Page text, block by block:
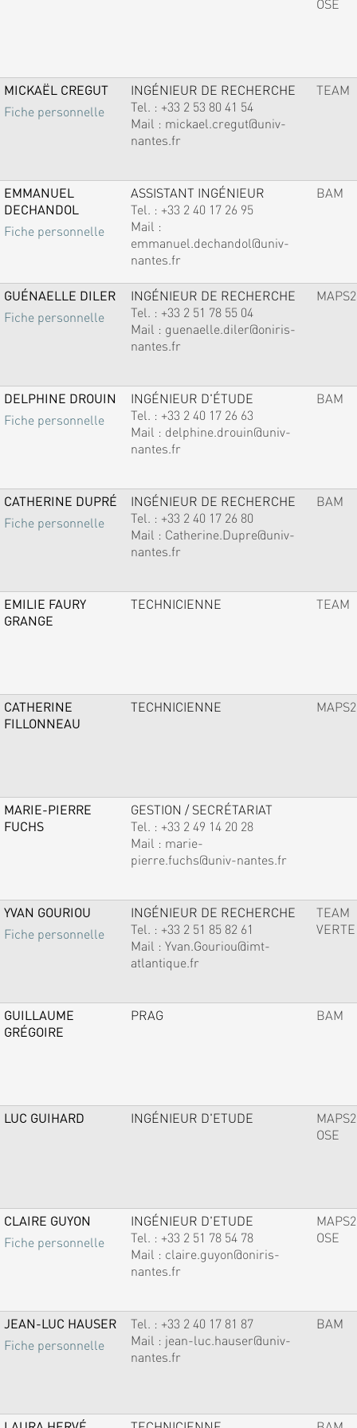
OSE
MICKAËL CREGUT
Fiche personnelle
INGÉNIEUR DE RECHERCHE
Tel. : +33 2 53 80 41 54
Mail : mickael.cregut@univ-
nantes.fr
TEAM
EMMANUEL
DECHANDOL
Fiche personnelle
ASSISTANT INGÉNIEUR
Tel. : +33 2 40 17 26 95
Mail :
emmanuel.dechandol@univ-
nantes.fr
BAM
GUÉNAELLE DILER
Fiche personnelle
INGÉNIEUR DE RECHERCHE
Tel. : +33 2 51 78 55 04
Mail : guenaelle.diler@oniris-
nantes.fr
MAPS2
DELPHINE DROUIN
Fiche personnelle
INGÉNIEUR D'ÉTUDE
Tel. : +33 2 40 17 26 63
Mail : delphine.drouin@univ-
nantes.fr
BAM
CATHERINE DUPRÉ
Fiche personnelle
INGÉNIEUR DE RECHERCHE
Tel. : +33 2 40 17 26 80
Mail : Catherine.Dupre@univ-
nantes.fr
BAM
EMILIE FAURY
GRANGE
TECHNICIENNE TEAM
CATHERINE
FILLONNEAU
TECHNICIENNE MAPS2
MARIE-PIERRE
FUCHS
GESTION / SECRÉTARIAT
Tel. : +33 2 49 14 20 28
Mail : marie-
pierre.fuchs@univ-nantes.fr
YVAN GOURIOU
Fiche personnelle
INGÉNIEUR DE RECHERCHE
Tel. : +33 2 51 85 82 61
Mail : Yvan.Gouriou@imt-
atlantique.fr
TEAM
VERTE
GUILLAUME
GRÉGOIRE
PRAG BAM
LUC GUIHARD INGÉNIEUR D'ETUDE
MAPS2
OSE
CLAIRE GUYON
Fiche personnelle
INGÉNIEUR D'ETUDE
Tel. : +33 2 51 78 54 78
Mail : claire.guyon@oniris-
nantes.fr
MAPS2
OSE
JEAN-LUC HAUSER
Fiche personnelle
Tel. : +33 2 40 17 81 87
Mail : jean-luc.hauser@univ-
nantes.fr
BAM